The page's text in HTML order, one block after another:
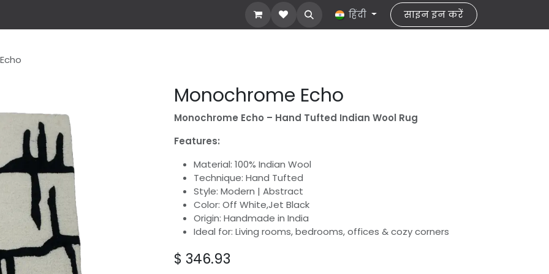
about Us हमसे संपर्क करें help
हिंदी साइन इन करें
Monochrome Echo
Monochrome Echo – Hand Tufted Indian Wool Rug
Features:
Material: 100% Indian Wool
Technique: Hand Tufted
Style: Modern | Abstract
Color: Off White,Jet Black
Origin: Handmade in India
Ideal for: Living rooms, bedrooms, offices & cozy corners
$ 346.93